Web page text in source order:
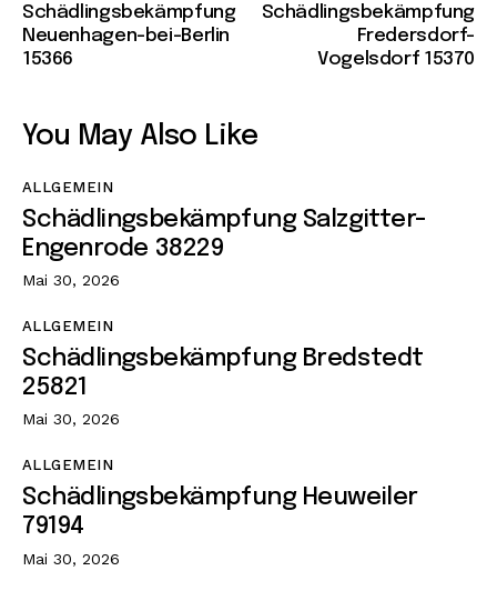
Schädlingsbekämpfung
Neuenhagen-bei-Berlin
15366
Schädlingsbekämpfung
Fredersdorf-
Vogelsdorf 15370
You May Also Like
ALLGEMEIN
Schädlingsbekämpfung Salzgitter-
Engenrode 38229
Mai 30, 2026
ALLGEMEIN
Schädlingsbekämpfung Bredstedt
25821
Mai 30, 2026
ALLGEMEIN
Schädlingsbekämpfung Heuweiler
79194
Mai 30, 2026